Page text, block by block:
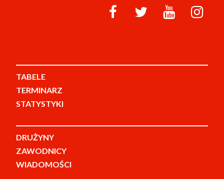
TABELE
TERMINARZ
STATYSTYKI
DRUŻYNY
ZAWODNICY
WIADOMOŚCI